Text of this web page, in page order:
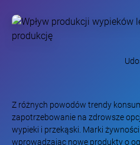
Z różnych powodów trendy
zapotrzebowanie na zdrowsze
wypieki i przekąski. Marki
wprowadzając nowe produkty o